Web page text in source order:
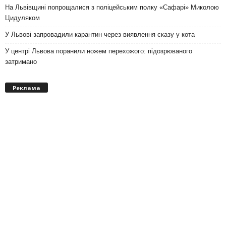
На Львівщині попрощалися з поліцейським полку «Сафарі» Миколою
Цидуляком
У Львові запровадили карантин через виявлення сказу у кота
У центрі Львова поранили ножем перехожого: підозрюваного
затримано
Реклама